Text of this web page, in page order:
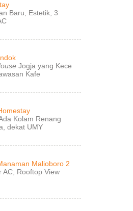
Baru, Estetik, 3
Jogja yang Kece
Kafe
Kolam Renang
dekat UMY
Malioboro 2
AC, Rooftop View